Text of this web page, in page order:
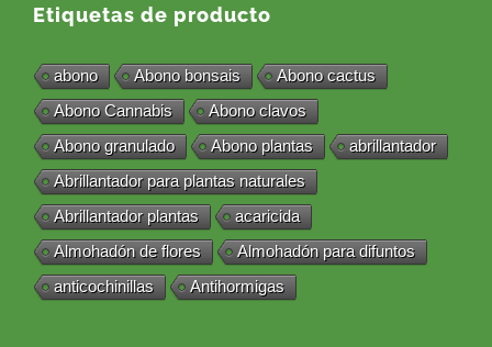
Etiquetas de producto
abono Abono bonsais
Abono cactus
Abono Cannabis
Abono clavos
Abono granulado
Abono plantas
abrillantador
Abrillantador para plantas naturales
Abrillantador plantas
acaricida
Almohadón de flores
Almohadón para difuntos
anticochinillas
Antihormigas